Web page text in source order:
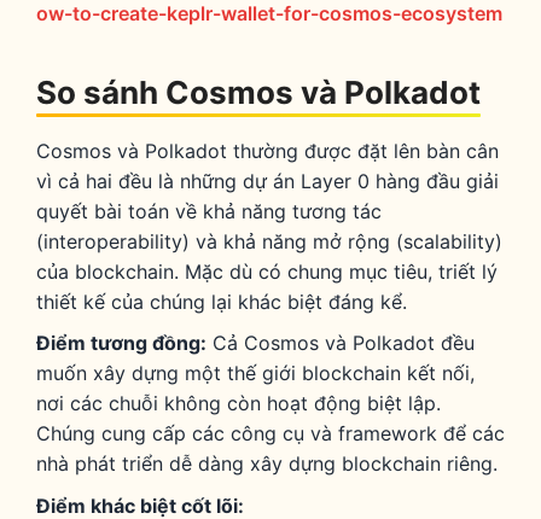
ow-to-create-keplr-wallet-for-cosmos-ecosystem
So sánh Cosmos và Polkadot
Cosmos và Polkadot thường được đặt lên bàn cân
vì cả hai đều là những dự án Layer 0 hàng đầu giải
quyết bài toán về khả năng tương tác
(interoperability) và khả năng mở rộng (scalability)
của blockchain. Mặc dù có chung mục tiêu, triết lý
thiết kế của chúng lại khác biệt đáng kể.
Điểm tương đồng: Cả Cosmos và Polkadot đều
muốn xây dựng một thế giới blockchain kết nối,
nơi các chuỗi không còn hoạt động biệt lập.
Chúng cung cấp các công cụ và framework để các
nhà phát triển dễ dàng xây dựng blockchain riêng.
Điểm khác biệt cốt lõi: